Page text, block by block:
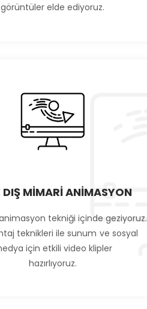
görüntüler elde ediyoruz.
DIŞ MİMARİ ANİMASYON
tekniği içinde geziyoruz.
teknikleri ile sunum ve sosyal
için etkili video klipler
hazırlıyoruz.